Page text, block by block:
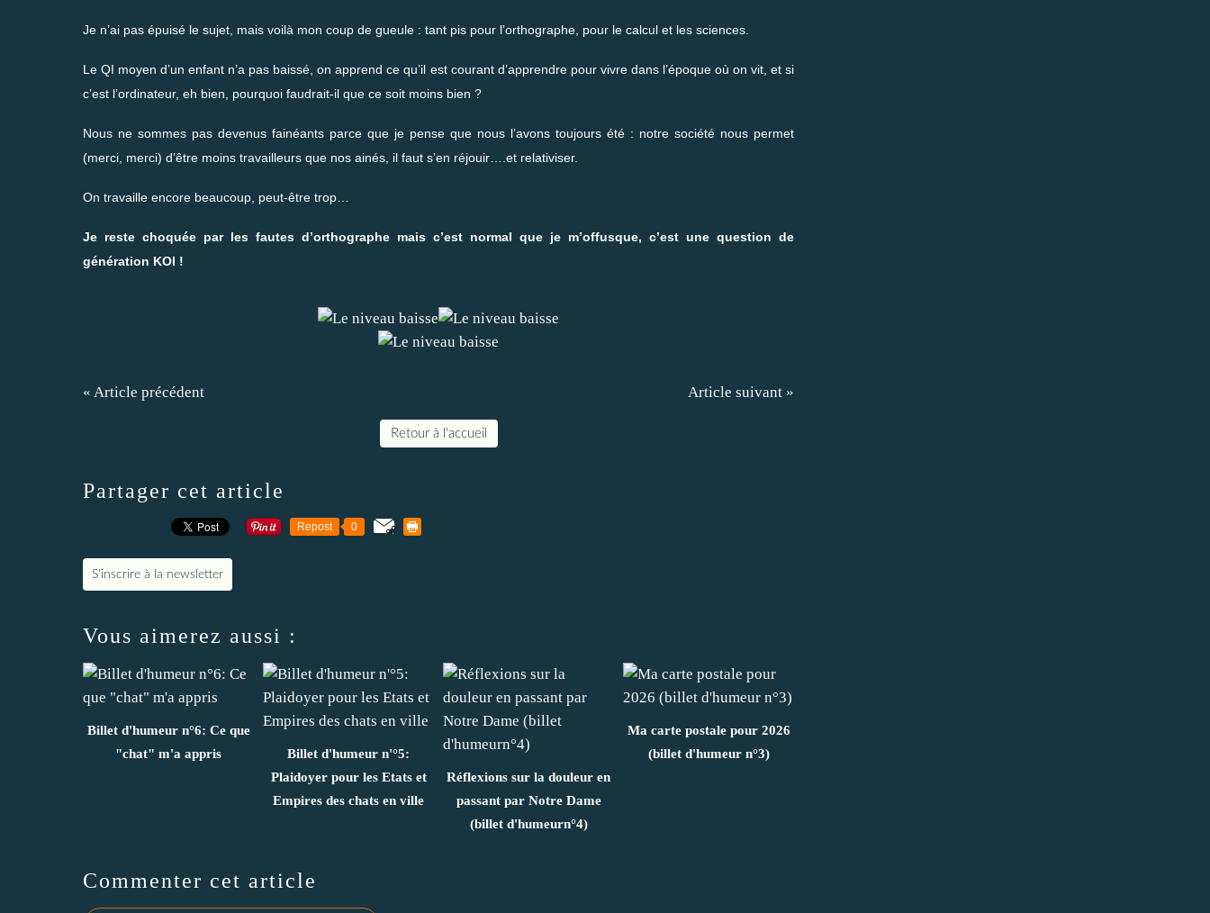
Je n’ai pas épuisé le sujet, mais voilà mon coup de gueule : tant pis pour l’orthographe, pour le calcul et les sciences.
Le QI moyen d’un enfant n’a pas baissé, on apprend ce qu’il est courant d’apprendre pour vivre dans l’époque où on vit, et si
c’est l’ordinateur, eh bien, pourquoi faudrait-il que ce soit moins bien ?
Nous ne sommes pas devenus fainéants parce que je pense que nous l’avons toujours été : notre société nous permet
(merci, merci) d’être moins travailleurs que nos ainés, il faut s’en réjouir….et relativiser.
On travaille encore beaucoup, peut-être trop…
Je reste choquée par les fautes d’orthographe mais c’est normal que je m’offusque, c’est une question de
génération KOI !
« Article précédent Article suivant »
Retour à l'accueil
Partager cet article
Repost 0
S'inscrire à la newsletter
Vous aimerez aussi :
Billet d'humeur n°6: Ce que
"chat" m'a appris
Billet d'humeur n'°5:
Plaidoyer pour les Etats et
Empires des chats en ville
Réflexions sur la douleur en
passant par Notre Dame
(billet d'humeurn°4)
Ma carte postale pour 2026
(billet d'humeur n°3)
Commenter cet article